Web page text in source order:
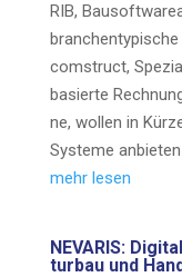
RIB,
com­s­truct,
basier­­te
ne, wol­len in
Sys­te­me
mehr lesen
NEVARIS:
tur­bau und